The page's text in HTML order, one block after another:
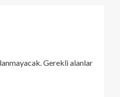
Gerekli alanlar